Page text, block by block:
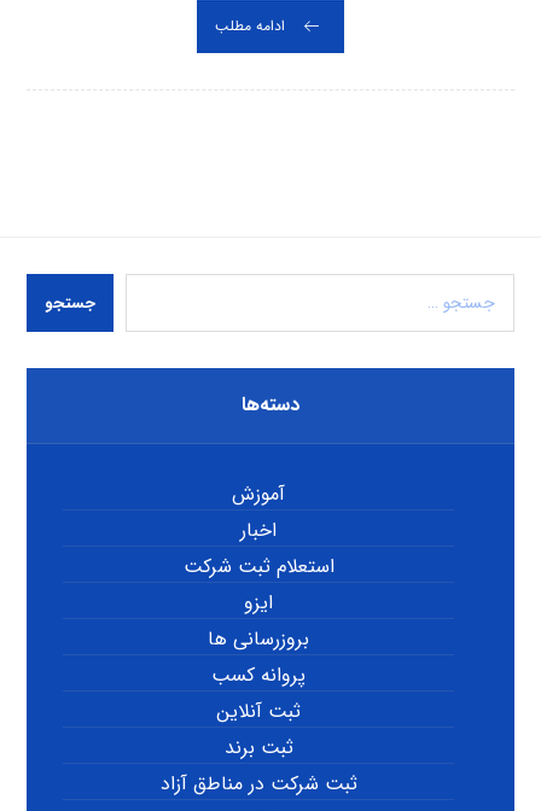
ادامه مطلب
جستجو
دسته‌ها
آموزش
اخبار
استعلام ثبت شرکت
ایزو
بروزرسانی ها
پروانه کسب
ثبت آنلاین
ثبت برند
ثبت شرکت در مناطق آزاد